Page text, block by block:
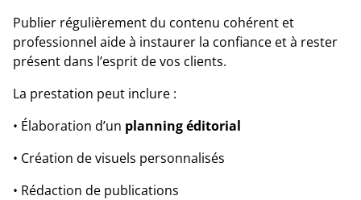
Publier régulièrement du contenu cohérent et
professionnel aide à instaurer la confiance et à rester
présent dans l’esprit de vos clients.
La prestation peut inclure :
• Élaboration d’un planning éditorial
• Création de visuels personnalisés
• Rédaction de publications